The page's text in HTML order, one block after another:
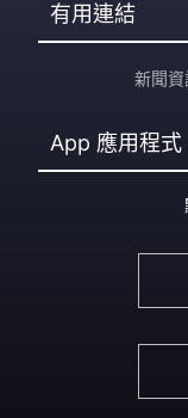
有用連結
新聞資
App 應用程式